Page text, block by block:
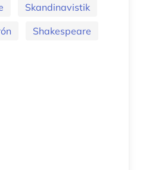
Skandinavistik
Shakespeare